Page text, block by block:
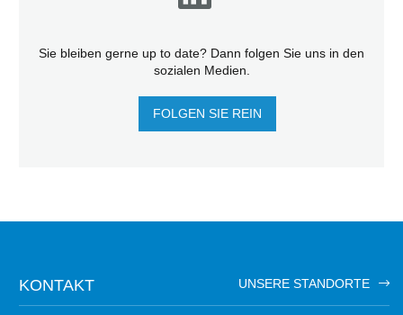
Sie bleiben gerne up to date? Dann folgen Sie uns in den
sozialen Medien.
FOLGEN SIE REIN
KONTAKT UNSERE STANDORTE